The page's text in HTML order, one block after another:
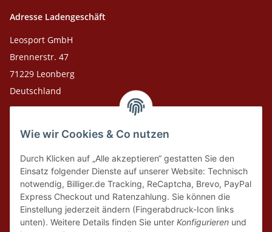
Wie wir Cookies & Co nutzen
Durch Klicken auf „Alle akzeptieren“ gestatten Sie den
Einsatz folgender Dienste auf unserer Website: Technisch
notwendig, Billiger.de Tracking, ReCaptcha, Brevo, PayPal
Express Checkout und Ratenzahlung. Sie können die
Einstellung jederzeit ändern (Fingerabdruck-Icon links
unten). Weitere Details finden Sie unter Konfigurieren und
Adresse Ladengeschäft
Leosport GmbH
Brennerstr. 47
71229 Leonberg
Deutschland
Leosport GmbH
75378 Bad Liebenzell
Tel. Laden 07152-909493
Tel. Versandlager 07052-9344380